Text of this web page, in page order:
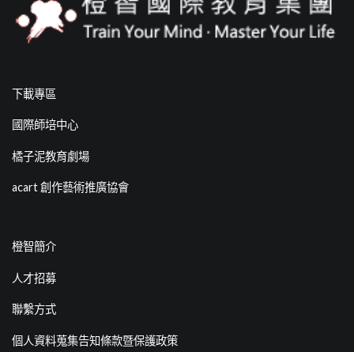
下載專區
國際師培中心
橘子泥教育劇場
acart 創作藝術推廣協會
橙智簡介
人才招募
聯繫方式
個人資料蒐集告知條款暨保護政策